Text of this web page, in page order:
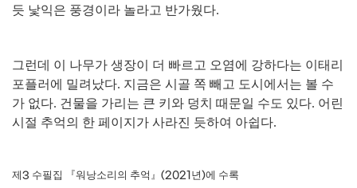
듯 낯익은 풍경이라 놀라고 반가웠다.
그런데 이 나무가 생장이 더 빠르고 오염에 강하다는 이태리
포플러에 밀려났다. 지금은 시골 쪽 빼고 도시에서는 볼 수
가 없다. 건물을 가리는 큰 키와 덩치 때문일 수도 있다. 어린
시절 추억의 한 페이지가 사라진 듯하여 아쉽다.
제3 수필집 『워낭소리의 추억 』 (2021 년 )에 수록